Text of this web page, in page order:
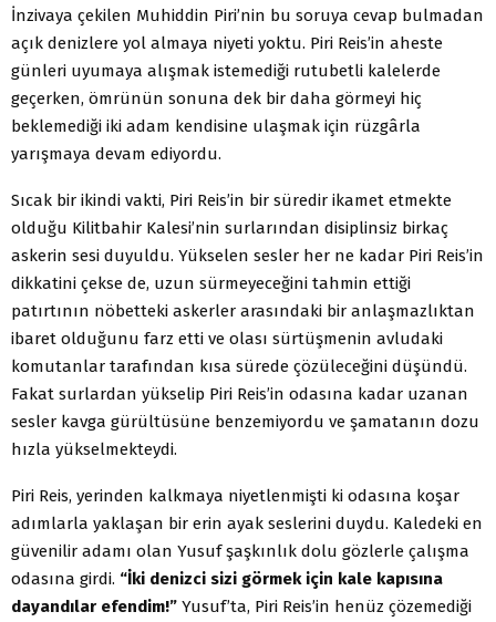
İnzivaya çekilen Muhiddin Piri’nin bu soruya cevap bulmadan
açık denizlere yol almaya niyeti yoktu. Piri Reis’in aheste
günleri uyumaya alışmak istemediği rutubetli kalelerde
geçerken, ömrünün sonuna dek bir daha görmeyi hiç
beklemediği iki adam kendisine ulaşmak için rüzgârla
yarışmaya devam ediyordu.
Sıcak bir ikindi vakti, Piri Reis’in bir süredir ikamet etmekte
olduğu Kilitbahir Kalesi’nin surlarından disiplinsiz birkaç
askerin sesi duyuldu. Yükselen sesler her ne kadar Piri Reis’in
dikkatini çekse de, uzun sürmeyeceğini tahmin ettiği
patırtının nöbetteki askerler arasındaki bir anlaşmazlıktan
ibaret olduğunu farz etti ve olası sürtüşmenin avludaki
komutanlar tarafından kısa sürede çözüleceğini düşündü.
Fakat surlardan yükselip Piri Reis’in odasına kadar uzanan
sesler kavga gürültüsüne benzemiyordu ve şamatanın dozu
hızla yükselmekteydi.
Piri Reis, yerinden kalkmaya niyetlenmişti ki odasına koşar
adımlarla yaklaşan bir erin ayak seslerini duydu. Kaledeki en
güvenilir adamı olan Yusuf şaşkınlık dolu gözlerle çalışma
odasına girdi. “İki denizci sizi görmek için kale kapısına
dayandılar efendim!” Yusuf’ta, Piri Reis’in henüz çözemediği